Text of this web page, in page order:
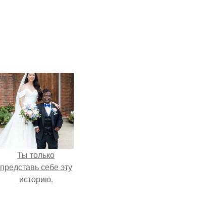
Ты только
представь себе эту
историю.